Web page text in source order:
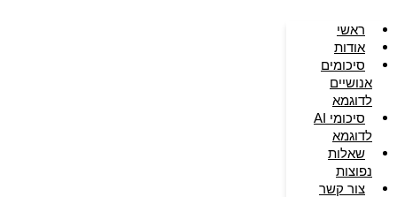
ראשי
אודות
סיכומים
אנושיים
לדוגמא
סיכומי AI
לדוגמא
שאלות
נפוצות
צור קשר